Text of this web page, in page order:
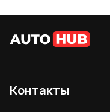
Контакты